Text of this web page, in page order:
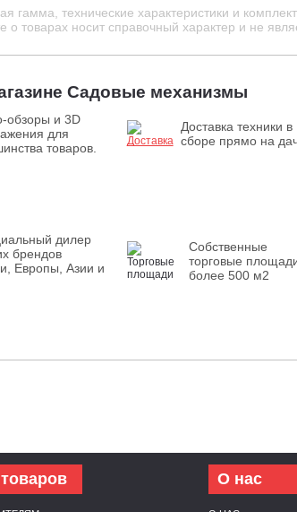
гамма, технические характеристики и
товарах носит справочный характер и не
Садовые механизмы
обзоры и 3D
для
товаров.
Доставка техники в
сборе прямо на
дилер
брендов
Европы, Азии и
Собственные
торговые
более 500 м2
О нас